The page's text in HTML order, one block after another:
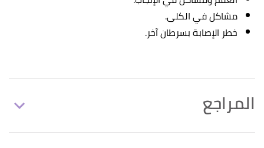
مشاكل في الكلى.
خطر الإصابة بسرطان آخر.
المراجع